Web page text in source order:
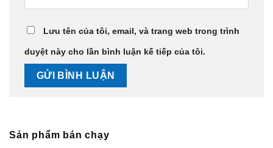
Lưu tên của tôi, email, và trang web trong trình
duyệt này cho lần bình luận kế tiếp của tôi.
Sản phẩm bán chạy